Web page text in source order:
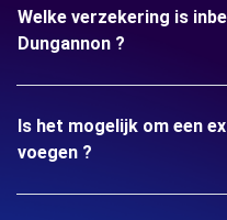
Welke verzekering is
Dungannon ?
Is het mogelijk om een
voegen ?